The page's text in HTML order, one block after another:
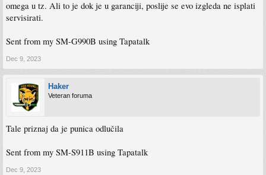
omega u tz. Ali to je dok je u garanciji, poslije se evo izgleda ne isplati
servisirati.
Sent from my SM-G990B using Tapatalk
Dec 9, 2023
Haker
Veteran foruma
Tale priznaj da je punica odlučila
Sent from my SM-S911B using Tapatalk
Dec 9, 2023